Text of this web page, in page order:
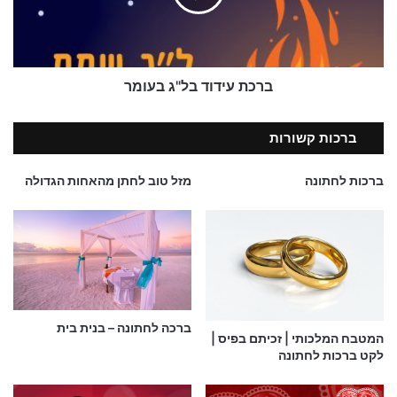
מי יתן ונישואיך יהיו מלאים בכל המרכיבים הנכונים:
ערימה של אהבה, קורטוב של הומור, מגע של רומנטיקה וכפית
גדושה של הבנה. שהשמחה שלכם תימשך לנצח. מזל טוב!
בתוך ההרפתקאות של החיים קראו ניסים – שמצאתם אחד את
השני! ההרפתקה הגדולה ביותר שלכם רק התחילה.
מזל טוב לשניכם ביום המיוחד שלכם! מי יתן והחתונה שלך
'שניים הופכים לאחד'- איזה דבר יפה. מזל טוב!
מזל טוב ליום חתונתך ואיחולים לחיים מאושרים יחד!
מזל טוב על קשירת הקשר – כמה שזה מסובך יותר… אי אפשר
אשרי האיש שמוצא אישה. מי יתן והשמחה של ביתך החדש
תהיה מלאה בצחוק, חיוכים, נשיקות, חיבוקים, כבוד להבנה
ונאמנות. נישואים שמחים.
ברכת עידוד בל"ג בעומר
ברכות קשורות
מזל טוב לחתן מהאחות הגדולה ברכות לחתונה
ברכה לחתונה – בנית בית
המטבח המלכותי | זכיתם בפיס |
לקט ברכות לחתונה